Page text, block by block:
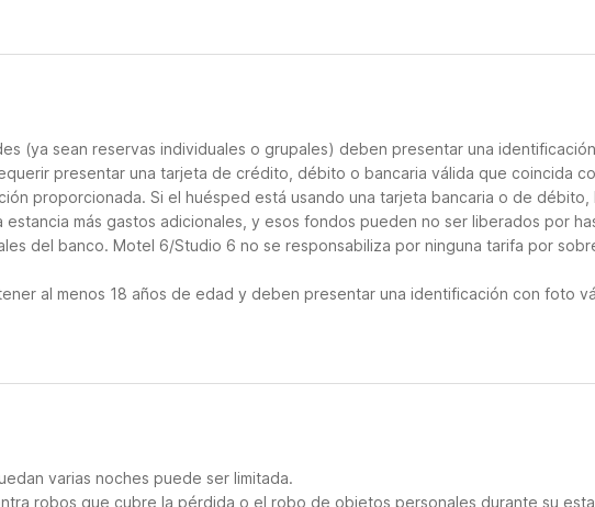
(ya sean reservas individuales o grupales) deben presentar una identificación
presentar una tarjeta de crédito, débito o bancaria válida que coincida
proporcionada. Si el huésped está usando una tarjeta bancaria o de débito,
más gastos adicionales, y esos fondos pueden no ser liberados por
del banco. Motel 6/Studio 6 no se responsabiliza por ninguna tarifa por
al menos 18 años de edad y deben presentar una identificación con foto
varias noches puede ser limitada.
robos que cubre la pérdida o el robo de objetos personales durante su